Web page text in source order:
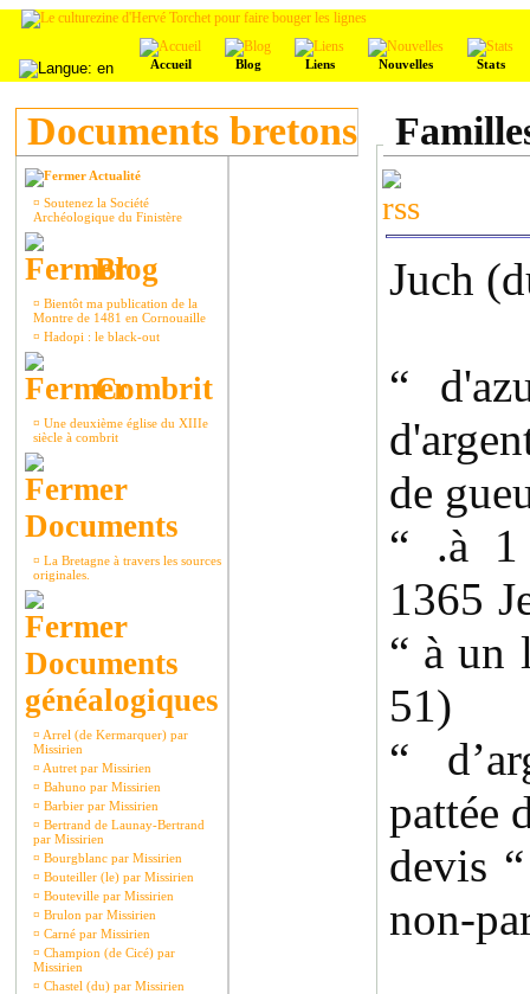
Accueil Blog Liens Nouvelles Stats
Documents bretons
Actualité
¤ Soutenez la Société
Archéologique du Finistère
Blog
¤ Bientôt ma publication de la
Montre de 1481 en Cornouaille
¤ Hadopi : le black-out
Combrit
¤ Une deuxième église du XIIIe
siècle à combrit
Documents
¤ La Bretagne à travers les sources
originales.
Documents
généalogiques
¤ Arrel (de Kermarquer) par
Missirien
¤ Autret par Missirien
¤ Bahuno par Missirien
¤ Barbier par Missirien
¤ Bertrand de Launay-Bertrand
par Missirien
¤ Bourgblanc par Missirien
¤ Bouteiller (le) par Missirien
¤ Bouteville par Missirien
¤ Brulon par Missirien
¤ Carné par Missirien
¤ Champion (de Cicé) par
Missirien
¤ Chastel (du) par Missirien
Juch
“
de
“ .à 1
1365
“ à
51)
“
pattée
devis
non-